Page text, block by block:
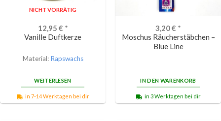
NICHT VORRÄTIG
12,95 € *
Vanille Duftkerze
Material: Rapswachs
WEITERLESEN
in 7-14 Werktagen bei dir
3,20€ *
Moschus Räucherstäbchen –
Blue Line
IN DEN WARENKORB
in 3 Werktagen bei dir